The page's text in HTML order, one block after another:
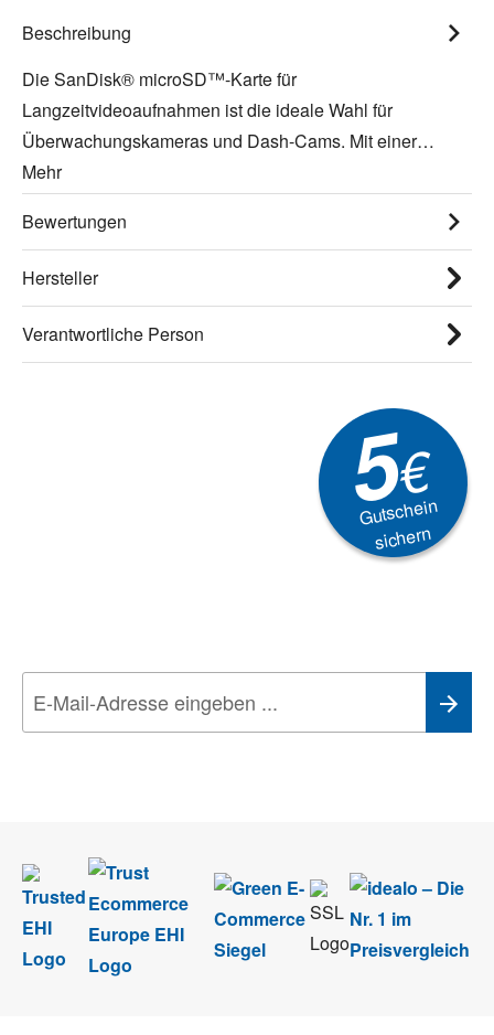
Beschreibung
Die SanDisk® microSD™-Karte für
Langzeitvideoaufnahmen ist die ideale Wahl für
Überwachungskameras und Dash-Cams. Mit einer…
Mehr
Bewertungen
Hersteller
Verantwortliche Person
5€
Gutschein
sichern